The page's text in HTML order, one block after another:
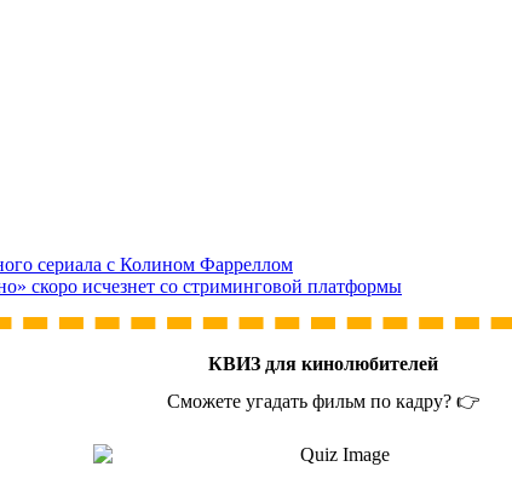
сериала с Колином Фарреллом
скоро исчезнет со стриминговой платформы
КВИЗ для кинолюбителей
Сможете угадать фильм по кадру? 👉